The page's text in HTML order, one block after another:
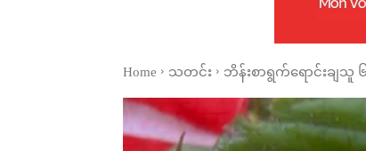
Home သတင်း ဘိန်းစာရွက်ရောင်းချသူ